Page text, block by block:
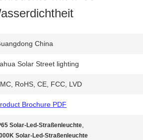
China
Solar Street lighting
RoHS, CE, FCC, LVD
Brochure PDF
Solar-Led-Straßenleuchte,
Solar-Led-Straßenleuchte